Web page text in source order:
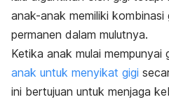
anak-anak memiliki kombinasi
permanen dalam mulutnya.
Ketika anak mulai mempunyai
anak untuk menyikat gigi
ini bertujuan untuk menjaga